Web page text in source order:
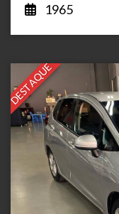
1965
DESTAQUE